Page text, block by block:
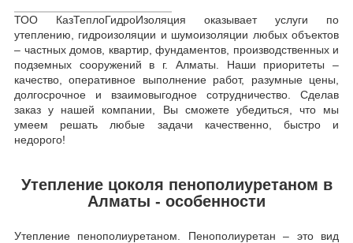
ТОО КазТеплоГидроИзоляция оказывает услуги по
утеплению, гидроизоляции и шумоизоляции любых объектов
– частных домов, квартир, фундаментов, производственных и
подземных сооружений в г. Алматы. Наши приоритеты –
качество, оперативное выполнение работ, разумные цены,
долгосрочное и взаимовыгодное сотрудничество. Сделав
заказ у нашей компании, Вы сможете убедиться, что мы
умеем решать любые задачи качественно, быстро и
недорого!
Утепление цоколя пенополиуретаном в
Алматы - особенности
Утепление пенополиуретаном. Пенополиуретан – это вид